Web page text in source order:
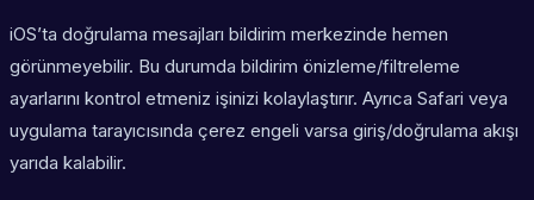
iOS’ta doğrulama mesajları bildirim merkezinde hemen
görünmeyebilir. Bu durumda bildirim önizleme/filtreleme
ayarlarını kontrol etmeniz işinizi kolaylaştırır. Ayrıca Safari veya
uygulama tarayıcısında çerez engeli varsa giriş/doğrulama akışı
yarıda kalabilir.